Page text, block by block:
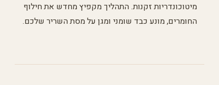
מיטוכונדריות זקנות. התהליך מקפיץ מחדש את חילוף
החומרים, מונע כבד שומני ומגן על מסת השריר שלכם.